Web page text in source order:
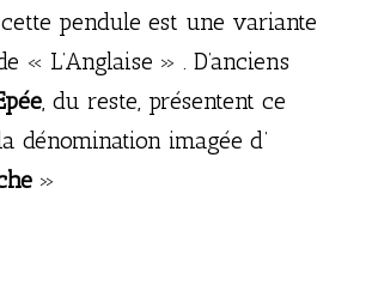
pendule est une variante
« L’Anglaise » . D’anciens
, du reste, présentent ce
dénomination imagée d’
»